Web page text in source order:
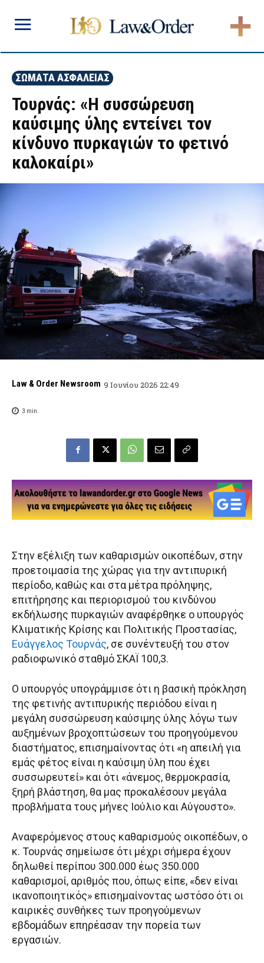
ΣΩΜΑΤΑ ΑΣΦΑΛΕΙΑΣ
Τουρνάς: «Η συσσώρευση
καύσιμης ύλης εντείνει τον
κίνδυνο πυρκαγιών το φετινό
καλοκαίρι»
Law & Order Newsroom 9 Ιουνίου 2026 22:49
3 min.
Στην εξέλιξη των καθαρισμών οικοπέδων, στην
προετοιμασία της χώρας για την αντιπυρική
περίοδο, καθώς και στα μέτρα πρόληψης,
επιτήρησης και περιορισμού του κινδύνου
εκδήλωσης πυρκαγιών αναφέρθηκε ο υπουργός
Κλιματικής Κρίσης και Πολιτικής Προστασίας,
Ευάγγελος Τουρνάς, σε συνέντευξή του στον
ραδιοφωνικό σταθμό ΣΚΑΪ 100,3.
Ο υπουργός υπογράμμισε ότι η βασική πρόκληση
της φετινής αντιπυρικής περιόδου είναι η
μεγάλη συσσώρευση καύσιμης ύλης λόγω των
αυξημένων βροχοπτώσεων του προηγούμενου
διαστήματος, επισημαίνοντας ότι «η απειλή για
εμάς φέτος είναι η καύσιμη ύλη που έχει
συσσωρευτεί» και ότι «άνεμος, θερμοκρασία,
ξηρή βλάστηση, θα μας προκαλέσουν μεγάλα
προβλήματα τους μήνες Ιούλιο και Αύγουστο».
Αναφερόμενος στους καθαρισμούς οικοπέδων, ο
κ. Τουρνάς σημείωσε ότι μέχρι σήμερα έχουν
δηλωθεί περίπου 300.000 έως 350.000
καθαρισμοί, αριθμός που, όπως είπε, «δεν είναι
ικανοποιητικός» επισημαίνοντας ωστόσο ότι οι
καιρικές συνθήκες των προηγούμενων
εβδομάδων επηρέασαν την πορεία των
εργασιών.